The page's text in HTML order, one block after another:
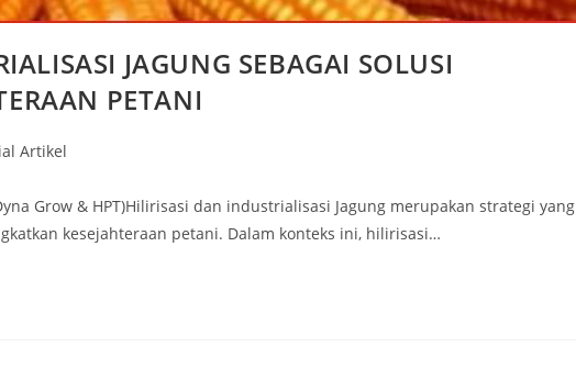
JAGUNG SEBAGAI SOLUSI
PETANI
Artikel
Grow & HPT)Hilirisasi dan industrialisasi Jagung merupakan strategi yang
kesejahteraan petani. Dalam konteks ini, hilirisasi…